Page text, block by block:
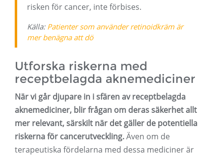
risken för cancer, inte förbises.
Källa: Patienter som använder retinoidkräm är
mer benägna att dö
Utforska riskerna med
receptbelagda aknemediciner
När vi går djupare in i sfären av receptbelagda
aknemediciner, blir frågan om deras säkerhet allt
mer relevant, särskilt när det gäller de potentiella
riskerna för cancerutveckling.Även om de
terapeutiska fördelarna med dessa mediciner är